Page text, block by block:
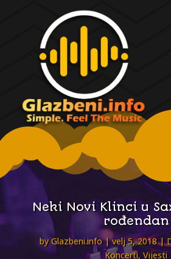
Neki Novi Klinci u
rođendan
byGlazbeni.info velj 5, 2018
Koncerti,Vijesti